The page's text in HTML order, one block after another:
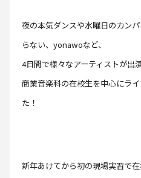
夜の本気ダンスや水曜日のカン
らない、yonawoなど、
4日間で様々なアーティストが出
商業音楽科の在校生を中心にラ
た！
新年あけてから初の現場実習で